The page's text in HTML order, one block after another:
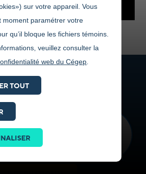
sur votre appareil. Vous
moment paramétrer votre
qu’il bloque les fichiers témoins.
veuillez consulter la
web du Cégep
TOUT
ABONNE-TOI
de ce qui se passe au Cégep
QUÉBÉCOIS